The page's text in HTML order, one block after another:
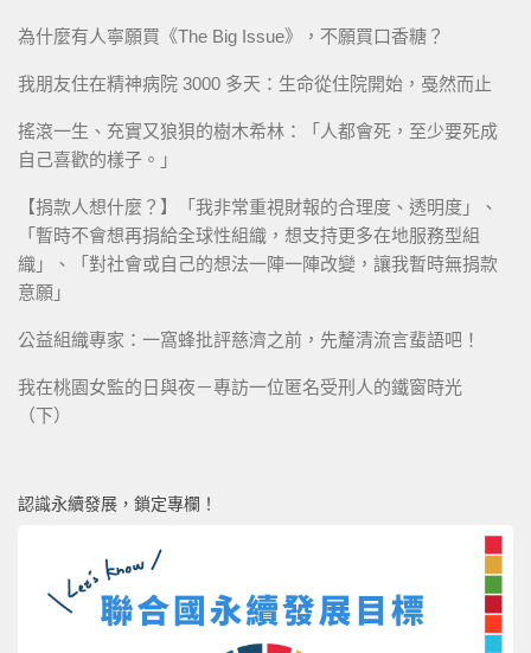
為什麼有人寧願買《The Big Issue》，不願買口香糖？
我朋友住在精神病院 3000 多天：生命從住院開始，戞然而止
搖滾一生、充實又狼狽的樹木希林：「人都會死，至少要死成
自己喜歡的樣子。」
【捐款人想什麼？】「我非常重視財報的合理度、透明度」、
「暫時不會想再捐給全球性組織，想支持更多在地服務型組
織」、「對社會或自己的想法一陣一陣改變，讓我暫時無捐款
意願」
公益組織專家：一窩蜂批評慈濟之前，先釐清流言蜚語吧！
我在桃園女監的日與夜－專訪一位匿名受刑人的鐵窗時光
（下）
認識永續發展，鎖定專欄！